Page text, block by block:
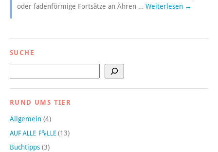
oder fadenförmige Fortsätze an Ähren … Weiterlesen →
SUCHE
RUND UMS TIER
Allgemein (4)
(13)
Buchtipps (3)